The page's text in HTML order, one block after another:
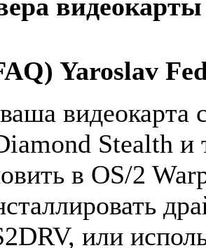
видеокаpты
Yaroslav
видеокаpта
Stealth и
в OS/2
или